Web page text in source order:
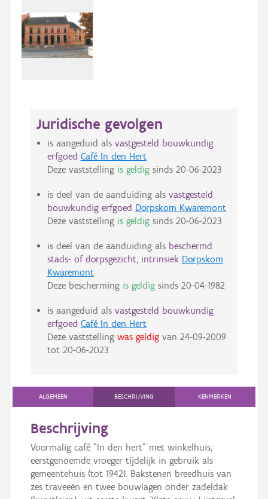
Juridische gevolgen
is aangeduid als vastgesteld bouwkundig
erfgoed Café In den Hert
Deze vaststelling is geldigsinds 20-06-2023
is deel van de aanduiding als vastgesteld
bouwkundig erfgoed Dorpskom Kwaremont
Deze vaststelling is geldigsinds 20-06-2023
is deel van de aanduiding als beschermd
stads- of dorpsgezicht, intrinsiek Dorpskom
Kwaremont
Deze bescherming is geldigsinds 20-04-1982
is aangeduid als vastgesteld bouwkundig
erfgoed Café In den Hert
Deze vaststelling was geldigvan 24-09-2009
tot 20-06-2023
ALGEMEEN BESCHRIJVING KENMERKEN
Beschrijving
Voormalig café "In den hert" met winkelhuis;
eerstgenoemde vroeger tijdelijk in gebruik als
gemeentehuis (tot 1942). Bakstenen breedhuis van
zes traveeën en twee bouwlagen onder zadeldak